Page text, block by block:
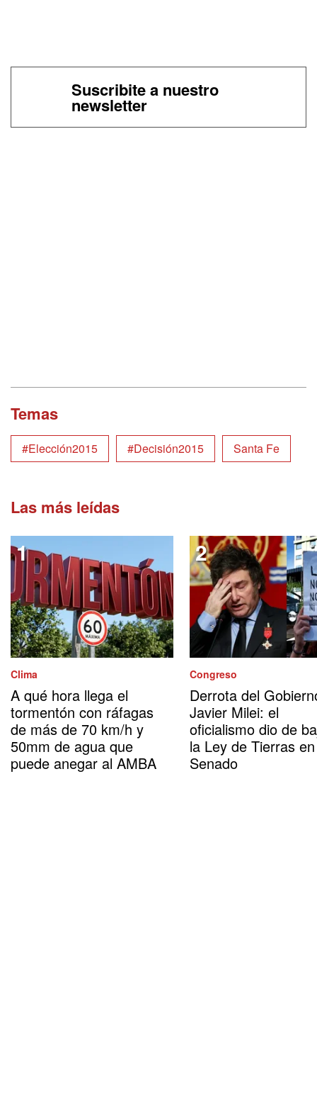
Suscribite a nuestro
newsletter
Temas
#Elección2015 #Decisión2015 Santa Fe
Las más leídas
Clima
A qué hora llega el
tormentón con ráfagas
de más de 70 km/h y
50mm de agua que
puede anegar al AMBA
Congreso
Derrota del
Javier Milei: el
oficialismo dio de
la Ley de Tierras
Senado